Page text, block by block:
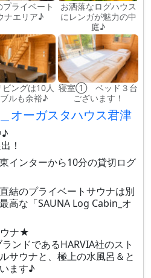
プライベート
ナエリア♪
お洒落なログハウス
にレンガが魅力の中
庭♪
ビングは10人
ルも余裕♪
寝室① ベッド３台
ございます！
オーガスタハウス君津
♪
！
インターから10分の貸切ログ
結のプライベートサウナは別
高な「SAUNA Log Cabin_オ
ナ★
ンドであるHARVIA社のスト
サウナと、極上の水風呂＆と
ます♪